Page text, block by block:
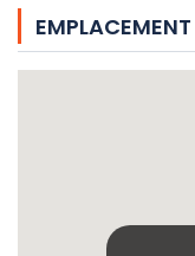
EMPLACEMENT